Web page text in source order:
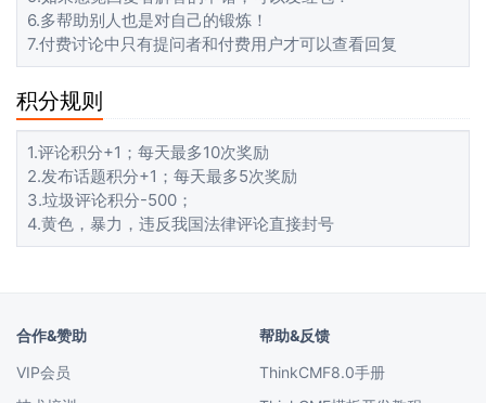
6.多帮助别人也是对自己的锻炼！
7.付费讨论中只有提问者和付费用户才可以查看回复
积分规则
1.评论积分+1；每天最多10次奖励
2.发布话题积分+1；每天最多5次奖励
3.垃圾评论积分-500；
4.黄色，暴力，违反我国法律评论直接封号
合作&赞助
VIP会员
帮助&反馈
ThinkCMF8.0手册